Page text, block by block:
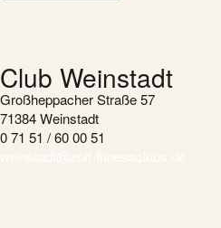
Club Weinstadt
Großheppacher Straße 57
71384 Weinstadt
0 71 51 / 60 00 51